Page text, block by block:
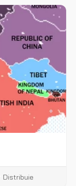
Distribuie